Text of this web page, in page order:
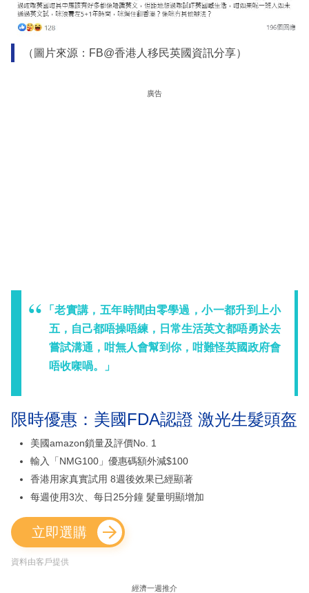
（圖片來源：FB@香港人移民英國資訊分享）
廣告
「老實講，五年時間由零學過，小一都升到上小
五，自己都唔操唔練，日常生活英文都唔勇於去
嘗試溝通，咁無人會幫到你，咁難怪英國政府會
唔收㗎喎。」
限時優惠：美國FDA認證 激光生髮頭盔
美國amazon鎖量及評價No. 1
輸入「NMG100」優惠碼額外減$100
香港用家真實試用 8週後效果已經顯著
每週使用3次、每日25分鐘 髮量明顯增加
立即選購
資料由客戶提供
經濟一週推介